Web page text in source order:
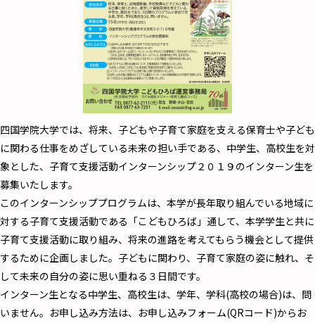
四国学院大学では、将来、子どもや子育て家庭を支える保育士や子ども
に関わる仕事をめざしている未来の担い手である、中学生、高校生を対
象とした、子育て支援活動インターンシップ２０１９のインターン生を
募集いたします。
このインターンシッププログラムは、本学が長年取り組んでいる地域に
対する子育て支援活動である「こどもひろば」通して、本学学生と共に
子育て支援活動に取り組み、将来の進路を考えてもらう機会として提供
するために企画しました。子どもに関わり、子育て家庭の姿に触れ、そ
して未来の自分の姿に思い重ねる３日間です。
インターン生となる中学生、高校生は、学年、学科(高校の場合)は、問
いません。お申し込み方法は、お申し込みフォーム(QRコード)からお